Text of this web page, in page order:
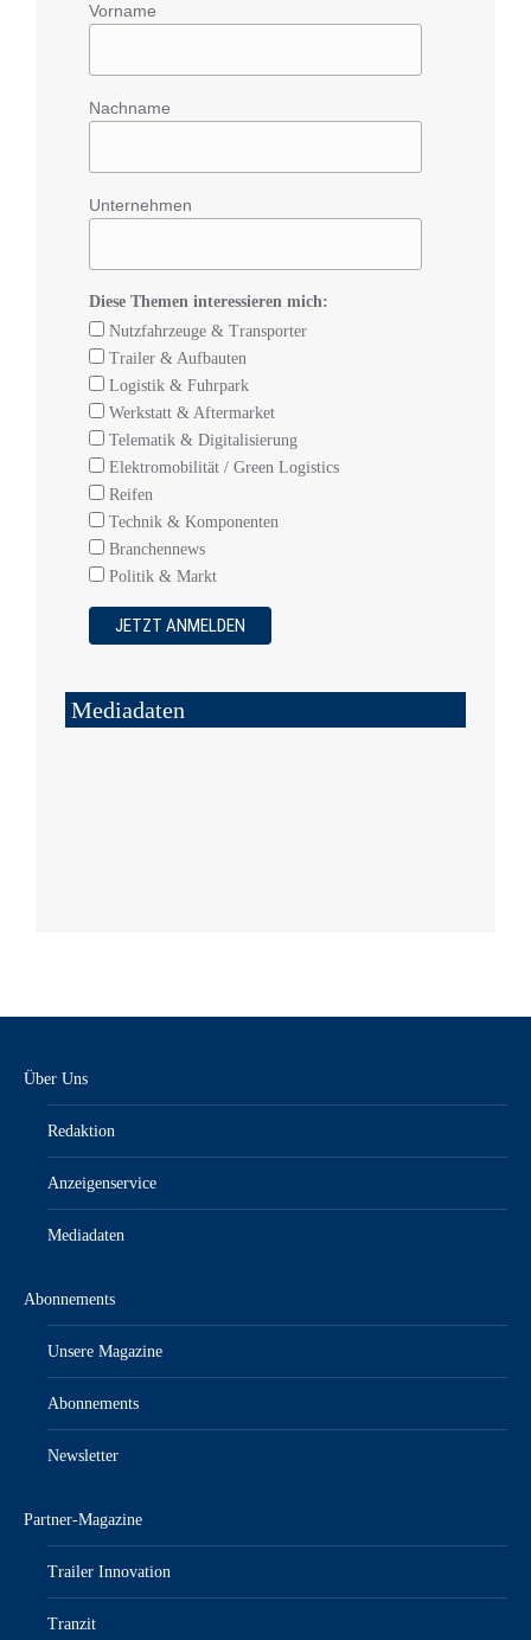
Vorname
Nachname
Unternehmen
Diese Themen interessieren mich:
Nutzfahrzeuge & Transporter
Trailer & Aufbauten
Logistik & Fuhrpark
Werkstatt & Aftermarket
Telematik & Digitalisierung
Elektromobilität / Green Logistics
Reifen
Technik & Komponenten
Branchennews
Politik & Markt
Mediadaten
Über Uns
Redaktion
Anzeigenservice
Mediadaten
Abonnements
Unsere Magazine
Abonnements
Newsletter
Partner-Magazine
Trailer Innovation
Tranzit